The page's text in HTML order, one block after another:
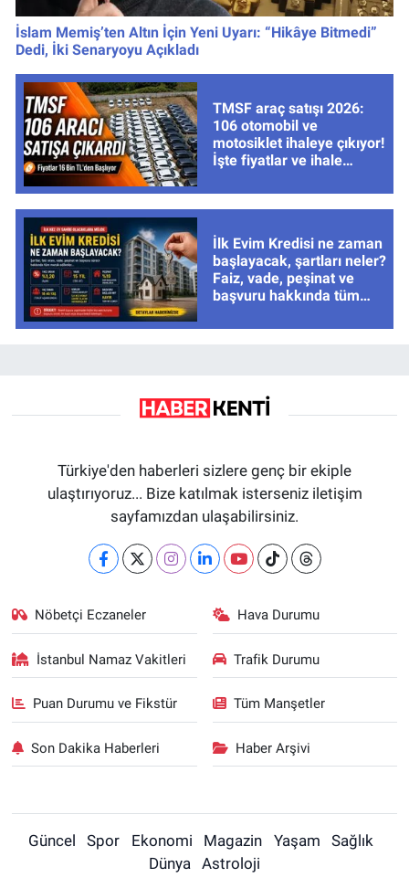
İslam Memiş’ten Altın İçin Yeni Uyarı: “Hikâye Bitmedi”
Dedi, İki Senaryoyu Açıkladı
TMSF araç satışı 2026:
106 otomobil ve
motosiklet ihaleye çıkıyor!
İşte fiyatlar ve ihale
İlk Evim Kredisi ne zaman
başlayacak, şartları neler?
Faiz, vade, peşinat ve
başvuru hakkında tüm
Türkiye'den haberleri sizlere genç bir ekiple
ulaştırıyoruz... Bize katılmak isterseniz iletişim
sayfamızdan ulaşabilirsiniz.
Nöbetçi Eczaneler Hava Durumu
İstanbul Namaz Vakitleri Trafik Durumu
Puan Durumu ve Fikstür Tüm Manşetler
Son Dakika Haberleri Haber Arşivi
Güncel Spor Ekonomi Magazin Yaşam
Sağlık
Dünya
Astroloji